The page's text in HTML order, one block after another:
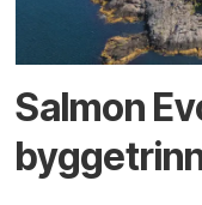
Salmon